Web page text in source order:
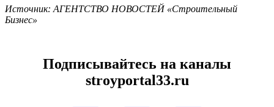
Источник: АГЕНТСТВО НОВОСТЕЙ «Строительный
Бизнес»
Подписывайтесь на каналы
stroyportal33.ru